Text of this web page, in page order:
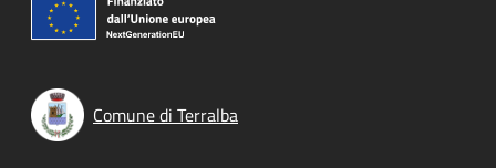
Comune di Terralba